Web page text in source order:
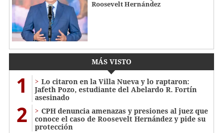
Roosevelt Hernández
MÁS VISTO
1
Lo citaron en la Villa Nueva y lo raptaron:
Jafeth Pozo, estudiante del Abelardo R. Fortín
asesinado
2
CPH denuncia amenazas y presiones al juez que
conoce el caso de Roosevelt Hernández y pide su
protección